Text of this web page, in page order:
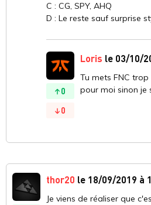
C : CG, SPY, AHQ
D : Le reste sauf surprise
0
0
Loris le 03/10/
Tu mets FNC
pour moi sinon je
thor20 le 18/09/2019 à
Je viens de réaliser que